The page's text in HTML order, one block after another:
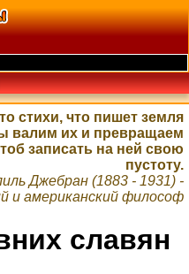
стихи, что пишет земля
валим их и превращаем
записать на ней свою
пустоту.
Джебран (1883 - 1931) -
и американский философ
славян